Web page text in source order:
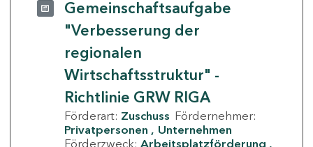
Gemeinschaftsaufgabe
"Verbesserung der
regionalen
Wirtschaftsstruktur" -
Richtlinie GRW RIGA
Förderart: Zuschuss Fördernehmer:
Privatpersonen
Unternehmen
Förderzweck: Arbeitsplatzförderung